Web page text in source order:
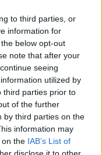
to third parties, or
information for
below opt-out
note that after your
seeing
utilized by
third parties prior to
of the further
by third parties on the
information may
on the IAB’s List of
ktorý
kĺzať a